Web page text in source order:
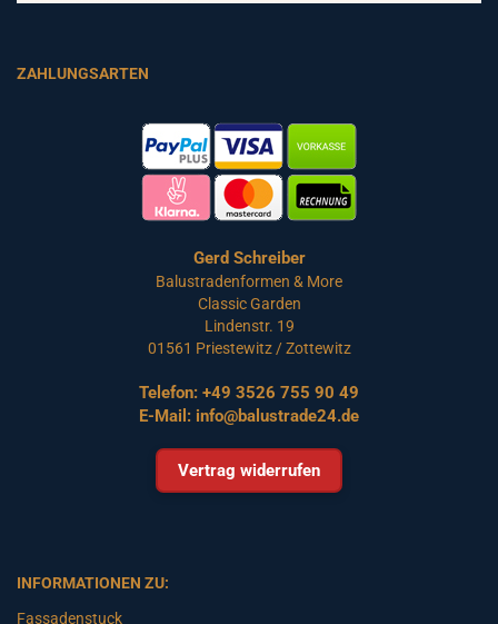
ZAHLUNGSARTEN
Gerd Schreiber
Balustradenformen & More
Classic Garden
Lindenstr. 19
01561 Priestewitz / Zottewitz
Telefon: +49 3526 755 90 49
E-Mail: info@balustrade24.de
Vertrag widerrufen
INFORMATIONEN ZU:
Fassadenstuck